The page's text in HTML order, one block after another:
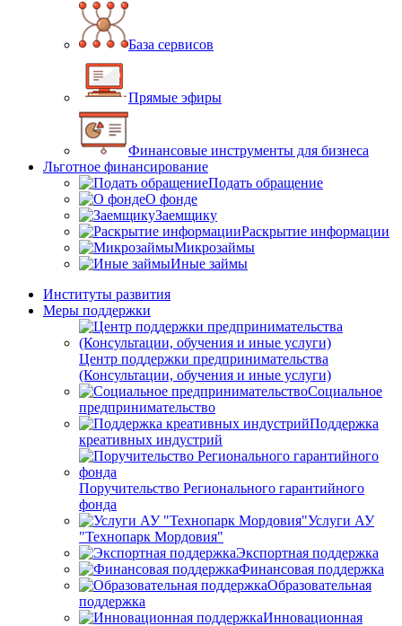
База сервисов
Прямые эфиры
Финансовые инструменты для бизнеса
Льготное финансирование
Подать обращение
О фонде
Заемщику
Раскрытие информации
Микрозаймы
Иные займы
Институты развития
Меры поддержки
Центр поддержки предпринимательства
(Консультации, обучения и иные услуги)
Социальное
предпринимательство
Поддержка
креативных индустрий
Поручительство Регионального гарантийного
фонда
Услуги АУ
"Технопарк Мордовия"
Экспортная поддержка
Финансовая поддержка
Образовательная
поддержка
Инновационная